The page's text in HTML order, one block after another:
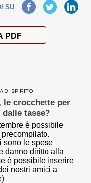
SU
Facebook TwitterLinkedIn
PDF
DI SPIRITO
le crocchette per
tasse?
è possibile
sono le spese
danno diritto alla
è possibile inserire
nostri amici a